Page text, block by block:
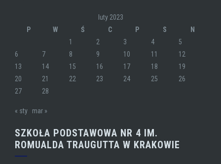
luty 2023
P
W Ś C P S
N
1
2 3 4
5
6
7 8 9 10 11
12
13
14 15 16 17 18
19
20
21 22 23 24 25
26
27
28
« sty mar »
SZKOŁA PODSTAWOWA NR 4 IM.
ROMUALDA TRAUGUTTA W KRAKOWIE